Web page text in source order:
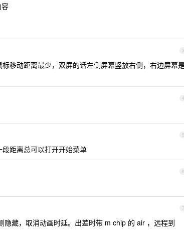
3
移动距离最少，双屏的话左侧屏幕竖放右侧，右边屏幕
4
5
距离总可以打开开始菜单
6
7
藏，取消动画时延。出差时带 m chip 的 air ，远程到